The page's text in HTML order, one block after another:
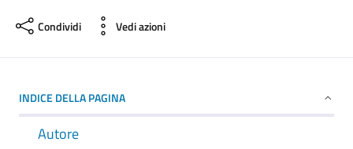
Condividi Vedi azioni
INDICE DELLA PAGINA
Autore